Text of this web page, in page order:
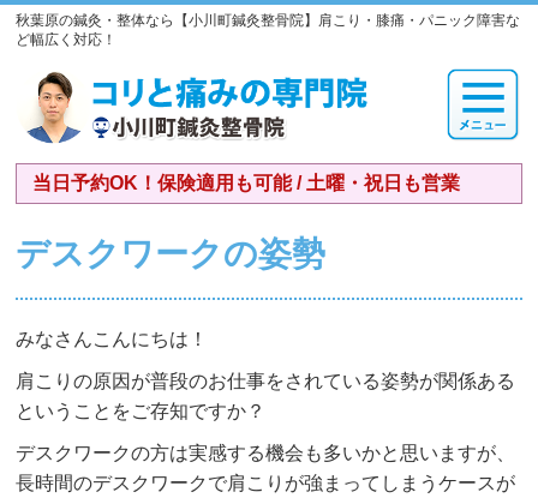
秋葉原の鍼灸・整体なら【小川町鍼灸整骨院】肩こり・膝痛・パニック障害な
ど幅広く対応！
当日予約OK！保険適用も可能 / 土曜・祝日も営業
デスクワークの姿勢
みなさんこんにちは！
肩こりの原因が普段のお仕事をされている姿勢が関係ある
ということをご存知ですか？
デスクワークの方は実感する機会も多いかと思いますが、
長時間のデスクワークで肩こりが強まってしまうケースが